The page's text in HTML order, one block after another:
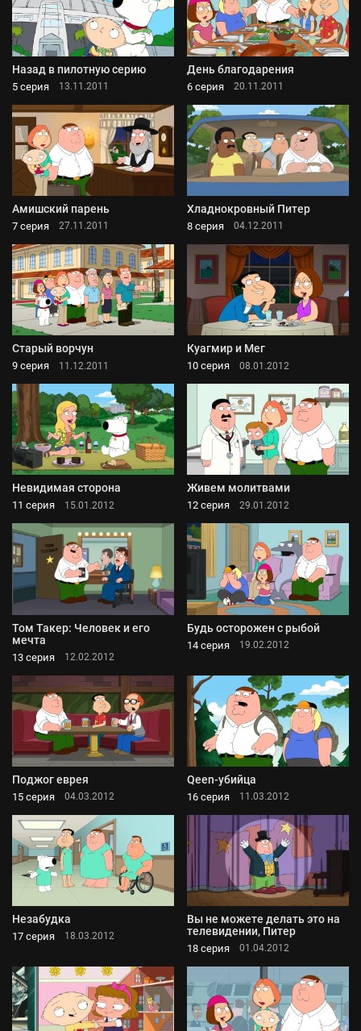
Назад в пилотную серию
5 серия 13.11.2011
День благодарения
6 серия 20.11.2011
Амишский парень
7 серия 27.11.2011
Хладнокровный Питер
8 серия 04.12.2011
Старый ворчун
9 серия 11.12.2011
Куагмир и Мег
10 серия 08.01.2012
Невидимая сторона
11 серия 15.01.2012
Живем молитвами
12 серия 29.01.2012
Том Такер: Человек и его
мечта
13 серия 12.02.2012
Будь осторожен с рыбой
14 серия 19.02.2012
Поджог еврея
15 серия 04.03.2012
Qeen-убийца
16 серия 11.03.2012
Незабудка
17 серия 18.03.2012
Вы не можете делать это на
телевидении, Питер
18 серия 01.04.2012